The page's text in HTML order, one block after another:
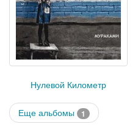
Нулевой Километр
Еще альбомы 1